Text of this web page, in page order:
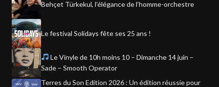
Behçet Türkekul, l’élégance de l’homme-orchestre
Le festival Solidays fête ses 25 ans !
Le Vinyle de 10h moins 10 – Dimanche 14 juin –
Sade – Smooth Operator
Terres du Son Edition 2026 : Un édition réussie pour